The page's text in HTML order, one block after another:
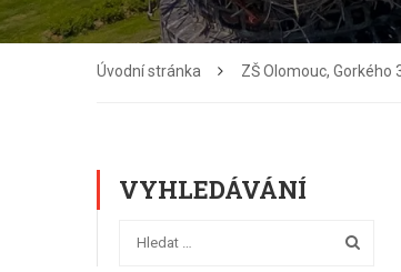
Úvodní stránka ZŠ Olomouc, Gorkého
VYHLEDÁVÁNÍ